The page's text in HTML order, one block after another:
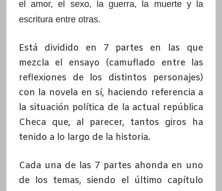
el amor, el sexo, la guerra, la muerte y la
escritura entre otras.
Está dividido en 7 partes en las que
mezcla el ensayo (camuflado entre las
reflexiones de los distintos personajes)
con la novela en sí, haciendo referencia a
la situación política de la actual república
Checa que, al parecer, tantos giros ha
tenido a lo largo de la historia.
Cada una de las 7 partes ahonda en uno
de los temas, siendo el último capítulo